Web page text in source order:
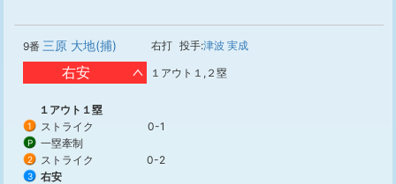
9番 三原 大地(捕) 右打 投手:津波 実成
右安 １アウト１,２塁
１アウト１塁
1 ストライク 0-1
P 一塁牽制
2 ストライク 0-2
3
右安